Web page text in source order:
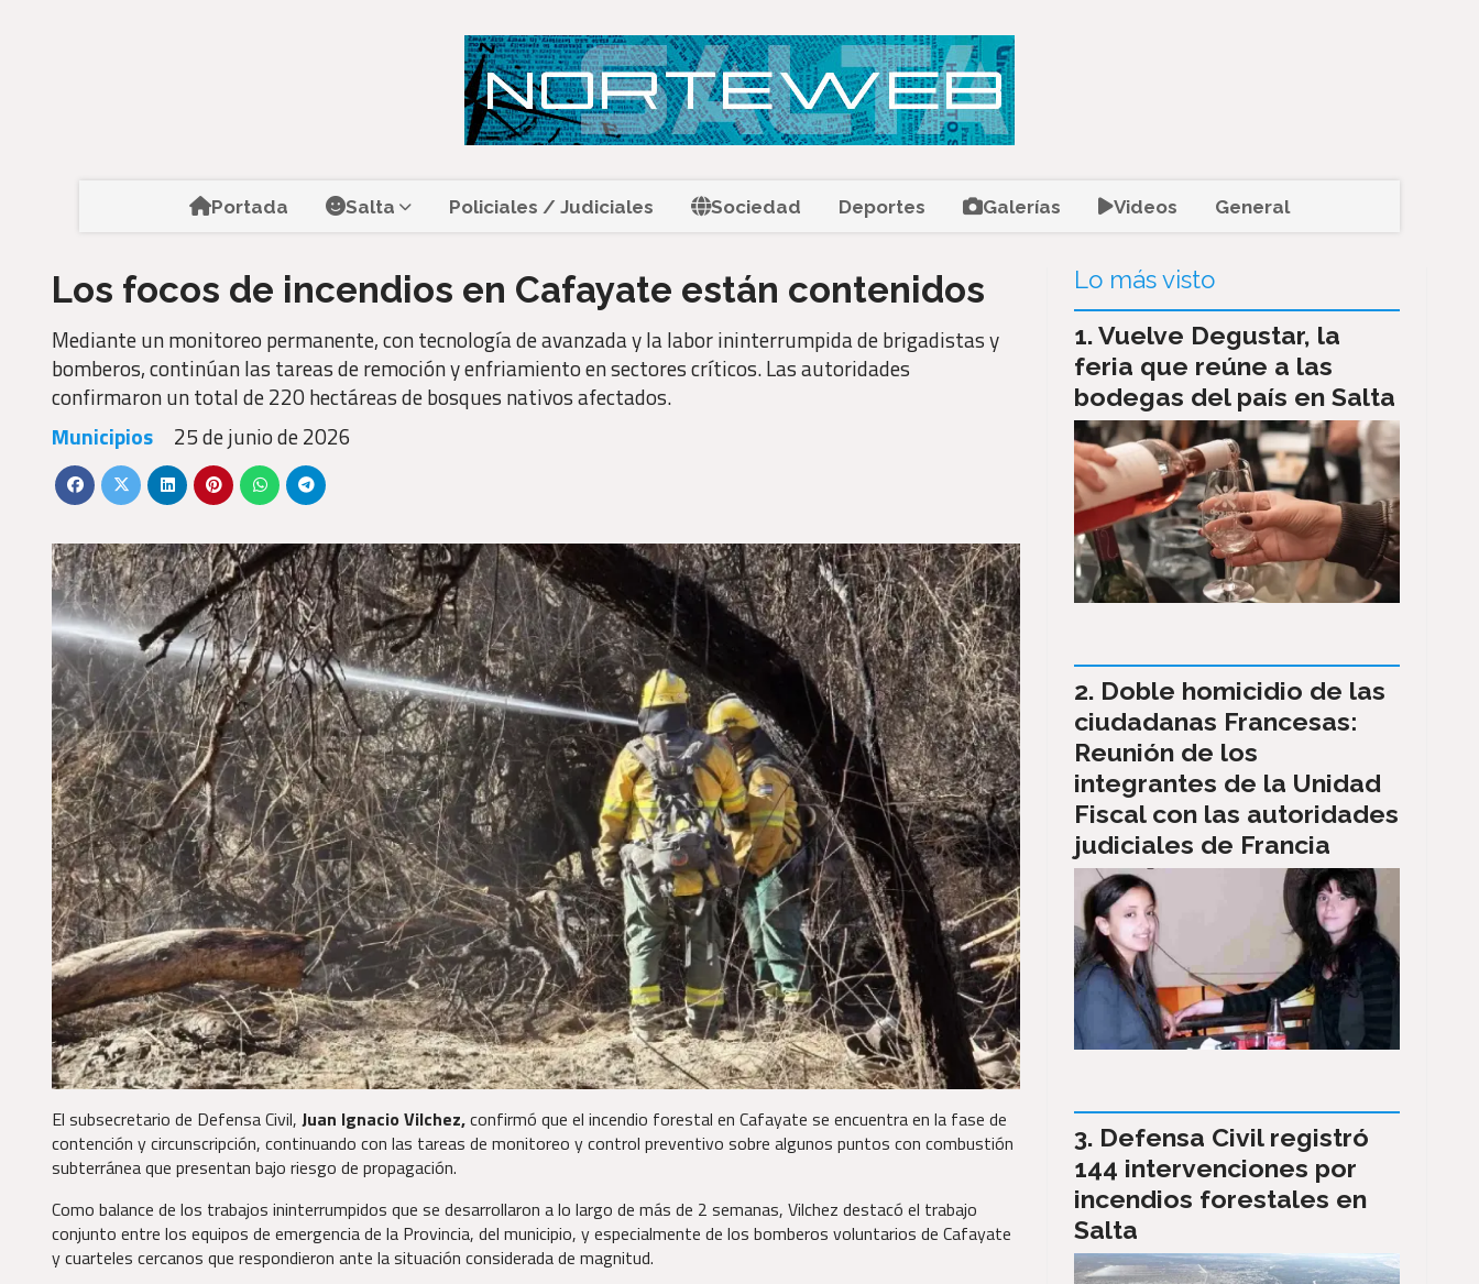
Portada Salta Policiales / Judiciales Sociedad Deportes Galerías Videos General
Los focos de incendios en Cafayate están contenidos
Mediante un monitoreo permanente, con tecnología de avanzada y la labor ininterrumpida de brigadistas y
bomberos, continúan las tareas de remoción y enfriamiento en sectores críticos. Las autoridades
confirmaron un total de 220 hectáreas de bosques nativos afectados.
Municipios
25 de junio de 2026
El subsecretario de Defensa Civil, Juan Ignacio Vilchez,confirmó que el incendio forestal en Cafayate se encuentra en la fase de
contención y circunscripción, continuando con las tareas de monitoreo y control preventivo sobre algunos puntos con combustión
subterránea que presentan bajo riesgo de propagación.
Como balance de los trabajos ininterrumpidos que se desarrollaron a lo largo de más de 2 semanas, Vilchez destacó el trabajo
conjunto entre los equipos de emergencia de la Provincia, del municipio, y especialmente de los bomberos voluntarios de Cafayate
y cuarteles cercanos que respondieron ante la situación considerada de magnitud.
Lo más visto
Vuelve Degustar, la
feria que reúne a las
bodegas del país en Salta
Doble homicidio de las
ciudadanas Francesas:
Reunión de los
integrantes de la Unidad
Fiscal con las autoridades
judiciales de Francia
Defensa Civil registró
144 intervenciones por
incendios forestales en
Salta